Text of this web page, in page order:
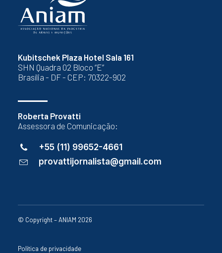
Kubitschek Plaza Hotel Sala 161
SHN Quadra 02 Bloco “E”
Brasília - DF - CEP: 70322-902
Roberta Provatti
Assessora de Comunicação:
+55 (11) 99652-4661
provattijornalista@gmail.com
© Copyright – ANIAM 2026
Política de privacidade